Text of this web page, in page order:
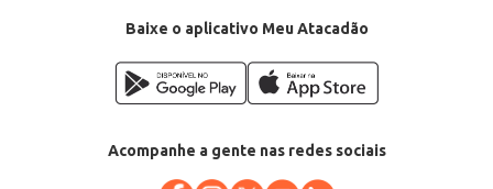
Baixe o aplicativo Meu Atacadão
Acompanhe a gente nas redes sociais